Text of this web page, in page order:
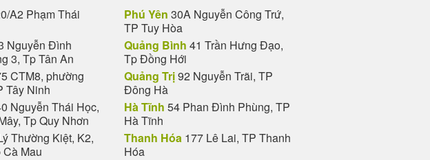
A2 Phạm Thái
Nguyễn Đình
3, Tp Tân An
CTM8, phường
Tây Ninh
Nguyễn Thái Học,
Tp Quy Nhơn
Thường Kiệt, K2,
Mau
Phú Yên 30A Nguyễn Công Trứ,
TP Tuy Hòa
Quảng Bình 41 Trần Hưng Đạo,
Tp Đồng Hới
Quảng Trị92 Nguyễn Trãi, TP
Đông Hà
Hà Tĩnh 54 Phan Đình Phùng, TP
Hà Tĩnh
Thanh Hóa 177 Lê Lai, TP Thanh
Hóa